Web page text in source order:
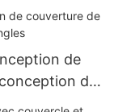
de
de